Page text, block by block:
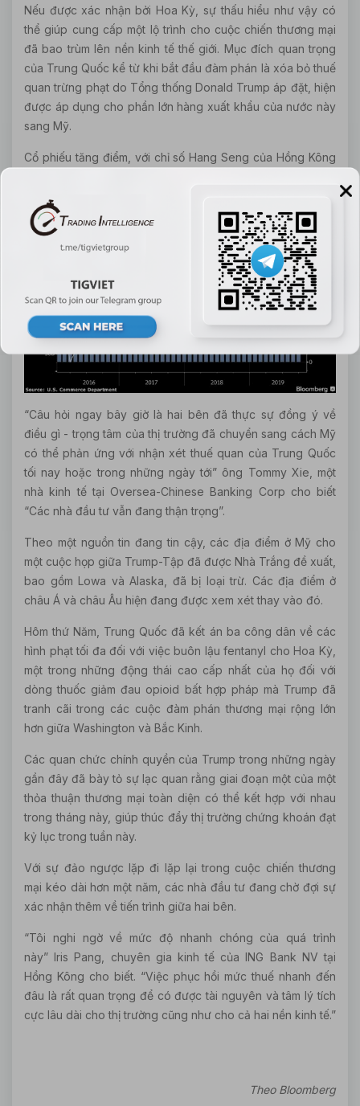
Nếu được xác nhận bởi Hoa Kỳ, sự thấu hiểu như vậy có
thể giúp cung cấp một lộ trình cho cuộc chiến thương mại
đã bao trùm lên nền kinh tế thế giới. Mục đích quan trọng
của Trung Quốc kể từ khi bắt đầu đàm phán là xóa bỏ thuế
quan trừng phạt do Tổng thống Donald Trump áp đặt, hiện
được áp dụng cho phần lớn hàng xuất khẩu của nước này
sang Mỹ.
Cổ phiếu tăng điểm, với chỉ số Hang Seng của Hồng Kông
“Câu hỏi ngay bây giờ là hai bên đã thực sự đồng ý về
điều gì - trọng tâm của thị trường đã chuyển sang cách Mỹ
có thể phản ứng với nhận xét thuế quan của Trung Quốc
tối nay hoặc trong những ngày tới” ông Tommy Xie, một
nhà kinh tế tại Oversea-Chinese Banking Corp cho biết
“Các nhà đầu tư vẫn đang thận trọng”.
Theo một nguồn tin đang tin cậy, các địa điểm ở Mỹ cho
một cuộc họp giữa Trump-Tập đã được Nhà Trắng đề xuất,
bao gồm Lowa và Alaska, đã bị loại trừ. Các địa điểm ở
châu Á và châu Âu hiện đang được xem xét thay vào đó.
Hôm thứ Năm, Trung Quốc đã kết án ba công dân về các
hình phạt tối đa đối với việc buôn lậu fentanyl cho Hoa Kỳ,
một trong những động thái cao cấp nhất của họ đối với
dòng thuốc giảm đau opioid bất hợp pháp mà Trump đã
tranh cãi trong các cuộc đàm phán thương mại rộng lớn
hơn giữa Washington và Bắc Kinh.
Các quan chức chính quyền của Trump trong những ngày
gần đây đã bày tỏ sự lạc quan rằng giai đoạn một của một
thỏa thuận thương mại toàn diện có thể kết hợp với nhau
trong tháng này, giúp thúc đẩy thị trường chứng khoán đạt
kỷ lục trong tuần này.
Với sự đảo ngược lặp đi lặp lại trong cuộc chiến thương
mại kéo dài hơn một năm, các nhà đầu tư đang chờ đợi sự
xác nhận thêm về tiến trình giữa hai bên.
“Tôi nghi ngờ về mức độ nhanh chóng của quá trình
này” Iris Pang, chuyên gia kinh tế của ING Bank NV tại
Hồng Kông cho biết. “Việc phục hồi mức thuế nhanh đến
đâu là rất quan trọng để có được tài nguyên và tâm lý tích
cực lâu dài cho thị trường cũng như cho cả hai nền kinh tế.”
Theo Bloomberg